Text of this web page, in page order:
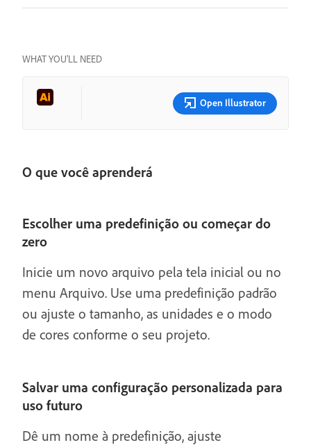
WHAT YOU’LL NEED
Open Illustrator
O que você aprenderá
Escolher uma predefinição ou começar do
zero
Inicie um novo arquivo pela tela inicial ou no
menu Arquivo. Use uma predefinição padrão
ou ajuste o tamanho, as unidades e o modo
de cores conforme o seu projeto.
Salvar uma configuração personalizada para
uso futuro
Dê um nome à predefinição, ajuste